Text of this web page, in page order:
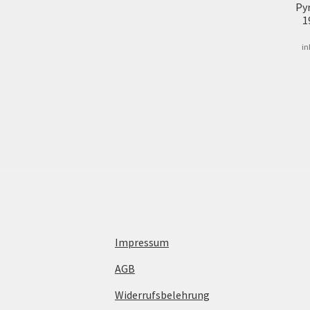
Impressum
AGB
Widerrufsbelehrung